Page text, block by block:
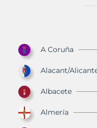
A Coruña
Alacant/
Albacete
Almería